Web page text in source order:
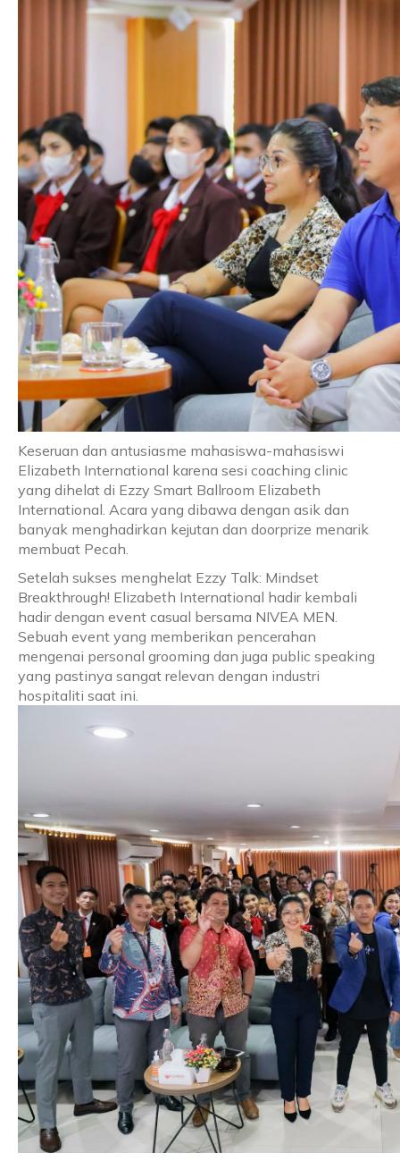
Keseruan dan antusiasme mahasiswa-mahasiswi
Elizabeth International karena sesi coaching clinic
yang dihelat di Ezzy Smart Ballroom Elizabeth
International. Acara yang dibawa dengan asik dan
banyak menghadirkan kejutan dan doorprize menarik
membuat Pecah.
Setelah sukses menghelat Ezzy Talk: Mindset
Breakthrough! Elizabeth International hadir kembali
hadir dengan event casual bersama NIVEA MEN.
Sebuah event yang memberikan pencerahan
mengenai personal grooming dan juga public speaking
yang pastinya sangat relevan dengan industri
hospitaliti saat ini.